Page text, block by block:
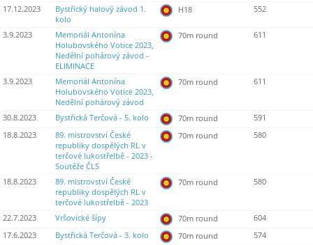
17.12.2023
Bystřický halový závod 1.
kolo
H18 552
3.9.2023
Memoriál Antonína
Holubovského Votice 2023,
Nedělní pohárový závod -
ELIMINACE
70m round 611
3.9.2023
Memoriál Antonína
Holubovského Votice 2023,
Nedělní pohárový závod
70m round 611
30.8.2023 Bystřická Terčová - 5. kolo 70m round
591
18.8.2023
89. mistrovství České
republiky dospělých RL v
terčové lukostřelbě - 2023 -
Soutěže ČLS
70m round 580
18.8.2023
89. mistrovství České
republiky dospělých RL v
terčové lukostřelbě - 2023
70m round 580
22.7.2023 Vršovické šípy 70m round
604
17.6.2023
Bystřická Terčová - 3. kolo 70m round
574